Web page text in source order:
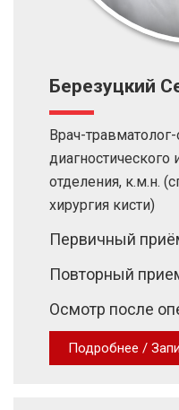
Березуцкий
Врач-
диагностического
отделения, к.м.н.
хирургия кисти)
Первичный
Повторный
Осмотр после
Подробнее /